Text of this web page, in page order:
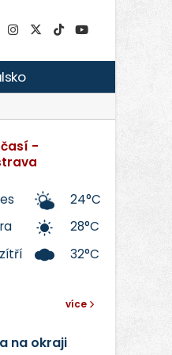
-
24°C
28°C
32°C
více
na okraji